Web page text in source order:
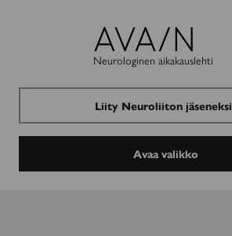
Avain-
lehti
Neurologinen aikakauslehti
Liity Neuroliiton jäseneksi
Avaa valikko